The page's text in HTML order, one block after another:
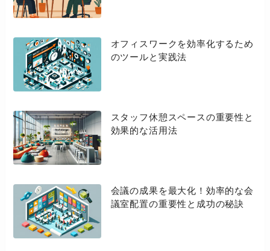
オフィスワークを効率化するため
のツールと実践法
スタッフ休憩スペースの重要性と
効果的な活用法
会議の成果を最大化！効率的な会
議室配置の重要性と成功の秘訣